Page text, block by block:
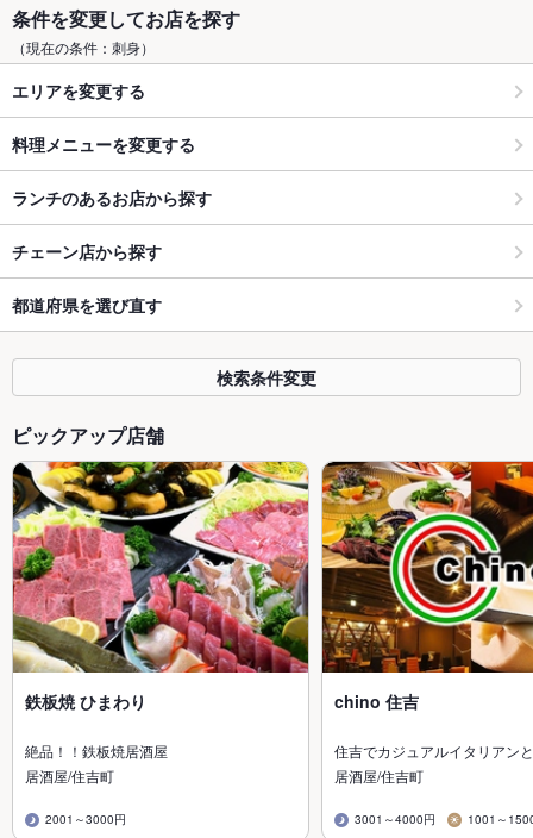
条件を変更してお店を探す
（現在の条件：刺身）
エリアを変更する
料理メニューを変更する
ランチのあるお店から探す
チェーン店から探す
都道府県を選び直す
検索条件変更
ピックアップ店舗
鉄板焼 ひまわり
絶品！！鉄板焼居酒屋
居酒屋/住吉町
2001～3000円
chino 住吉
住吉でカジュアルイタリアン
居酒屋/住吉町
3001～4000円 1001～